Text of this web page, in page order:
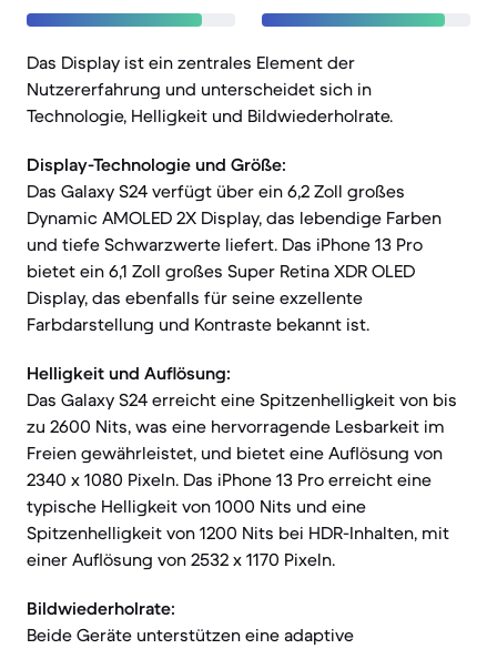
Das Display ist ein zentrales Element der
Nutzererfahrung und unterscheidet sich in
Technologie, Helligkeit und Bildwiederholrate.
Display-Technologie und Größe:
Das Galaxy S24 verfügt über ein 6,2 Zoll großes
Dynamic AMOLED 2X Display, das lebendige Farben
und tiefe Schwarzwerte liefert. Das iPhone 13 Pro
bietet ein 6,1 Zoll großes Super Retina XDR OLED
Display, das ebenfalls für seine exzellente
Farbdarstellung und Kontraste bekannt ist.
Helligkeit und Auflösung:
Das Galaxy S24 erreicht eine Spitzenhelligkeit von bis
zu 2600 Nits, was eine hervorragende Lesbarkeit im
Freien gewährleistet, und bietet eine Auflösung von
2340 x 1080 Pixeln. Das iPhone 13 Pro erreicht eine
typische Helligkeit von 1000 Nits und eine
Spitzenhelligkeit von 1200 Nits bei HDR-Inhalten, mit
einer Auflösung von 2532 x 1170 Pixeln.
Bildwiederholrate:
Beide Geräte unterstützen eine adaptive